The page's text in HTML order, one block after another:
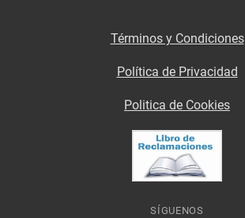
Términos y Condiciones
Política de Privacidad
Politica de Cookies
SÍGUENOS